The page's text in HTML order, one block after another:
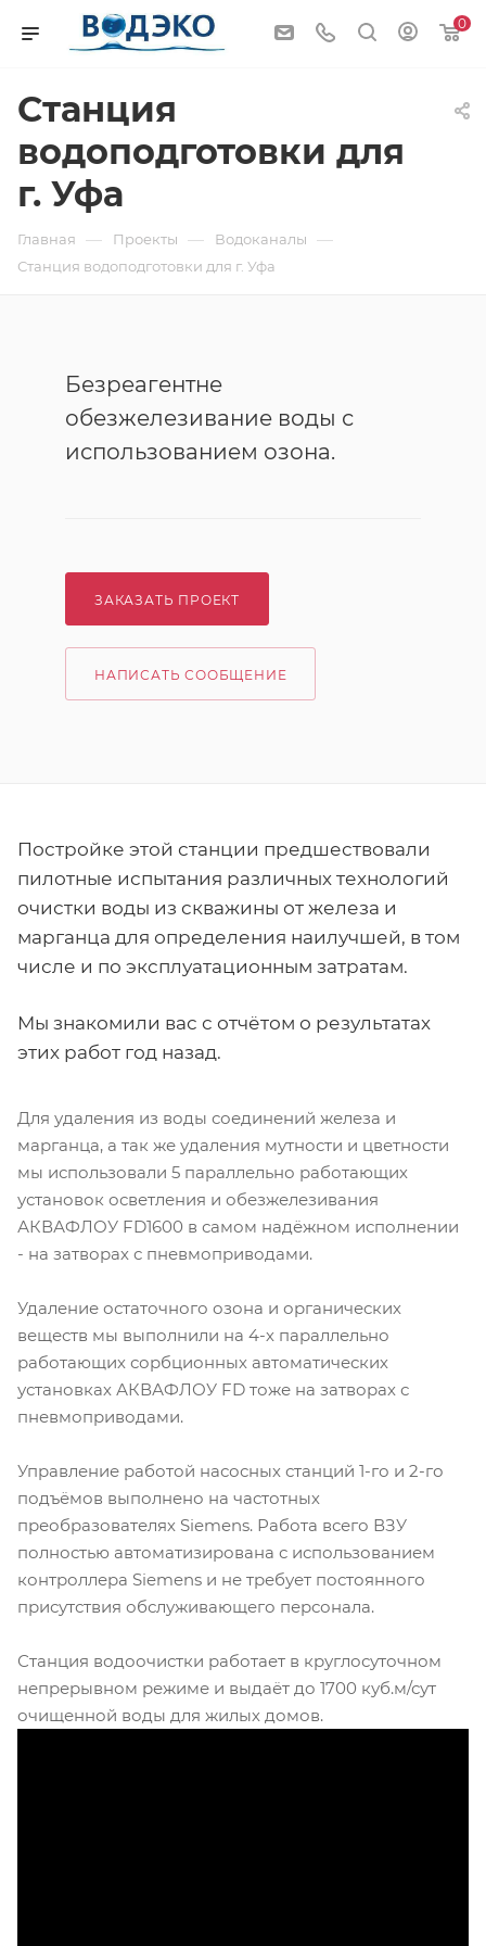
0
Станция
водоподготовки для
г. Уфа
Главная — Проекты — Водоканалы —
Станция водоподготовки для г. Уфа
Безреагентне
обезжелезивание воды с
использованием озона.
ЗАКАЗАТЬ ПРОЕКТ
НАПИСАТЬ СООБЩЕНИЕ
Постройке этой станции предшествовали
пилотные испытания различных технологий
очистки воды из скважины от железа и
марганца для определения наилучшей, в том
числе и по эксплуатационным затратам.
Мы знакомили вас с отчётом о результатах
этих работ год назад.
Для удаления из воды соединений железа и
марганца, а так же удаления мутности и цветности
мы использовали 5 параллельно работающих
установок осветления и обезжелезивания
АКВАФЛОУ FD1600 в самом надёжном исполнении
- на затворах с пневмоприводами.
Удаление остаточного озона и органических
веществ мы выполнили на 4-х параллельно
работающих сорбционных автоматических
установках АКВАФЛОУ FD тоже на затворах с
пневмоприводами.
Управление работой насосных станций 1-го и 2-го
подъёмов выполнено на частотных
преобразователях Siemens. Работа всего ВЗУ
полностью автоматизирована с использованием
контроллера Siemens и не требует постоянного
присутствия обслуживающего персонала.
Станция водоочистки работает в круглосуточном
непрерывном режиме и выдаёт до 1700 куб.м/сут
очищенной воды для жилых домов.